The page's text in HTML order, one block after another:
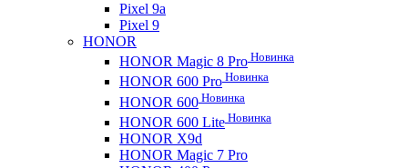
Pixel 9a
Pixel 9
HONOR
HONOR Magic 8 Pro Новинка
HONOR 600 Pro Новинка
HONOR 600 Новинка
HONOR 600 Lite Новинка
HONOR X9d
HONOR Magic 7 Pro